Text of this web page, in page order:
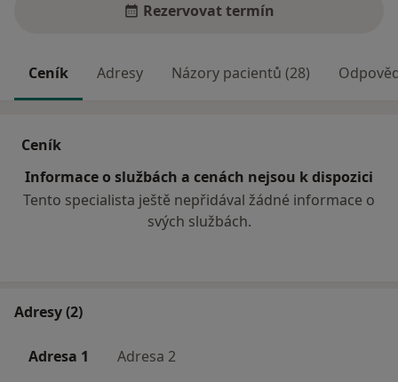
Rezervovat termín
Ceník Adresy Názory pacientů (28)
Ceník
Informace o službách a cenách nejsou k dispozici
Tento specialista ještě nepřidával žádné informace o
svých službách.
Adresy (2)
Adresa 1 Adresa 2